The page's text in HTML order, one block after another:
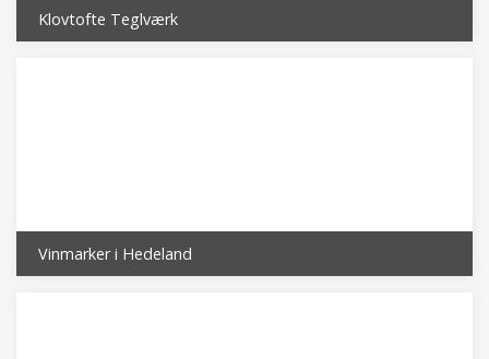
Klovtofte Teglværk
Vinmarker i Hedeland